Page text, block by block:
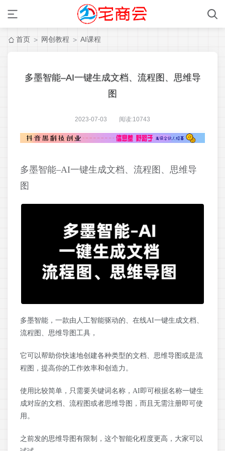
首页 > 网创教程 > AI课程
多墨智能–AI一键生成文档、流程图、思维导
图
2023-07-03 阅读:10743
多墨智能–AI一键生成文档、流程图、思维导
图
多墨智能，一款由人工智能驱动的、在线AI一键生成文档、
流程图、思维导图工具，
它可以帮助你快速地创建各种类型的文档、思维导图或是流
程图，提高你的工作效率和创造力。
使用比较简单，只需要关键词名称，AI即可根据名称一键生
成对应的文档、流程图或者思维导图，而且无需注册即可使
用。
之前发的思维导图有限制，这个智能化程度更高，大家可以